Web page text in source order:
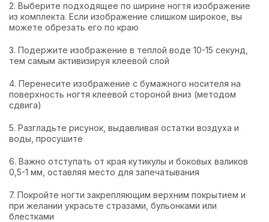
2. Выберите подходящее по ширине ногтя изображение
из комплекта. Если изображение слишком широкое, вы
можете обрезать его по краю
3. Подержите изображение в теплой воде 10-15 секунд,
тем самым активизируя клеевой слой
4. Перенесите изображение с бумажного носителя на
поверхность ногтя клеевой стороной вниз (методом
сдвига)
5. Разгладьте рисунок, выдавливая остатки воздуха и
воды, просушите
6. Важно отступать от края кутикулы и боковых валиков
0,5-1 мм, оставляя место для запечатывания
7. Покройте ногти закрепляющим верхним покрытием и
при желании украсьте стразами, бульонками или
блестками